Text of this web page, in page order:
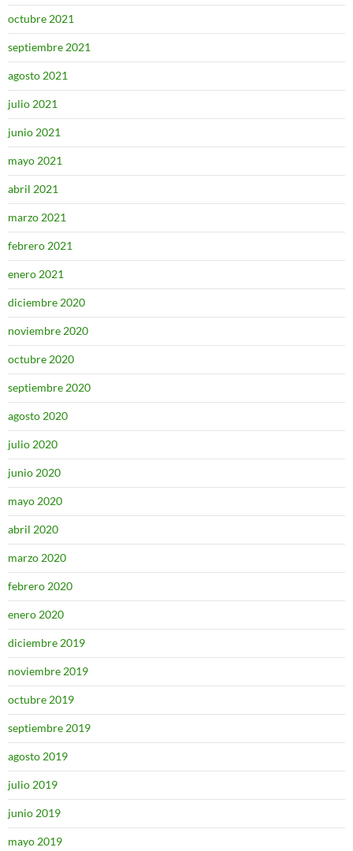
octubre 2021
septiembre 2021
agosto 2021
julio 2021
junio 2021
mayo 2021
abril 2021
marzo 2021
febrero 2021
enero 2021
diciembre 2020
noviembre 2020
octubre 2020
septiembre 2020
agosto 2020
julio 2020
junio 2020
mayo 2020
abril 2020
marzo 2020
febrero 2020
enero 2020
diciembre 2019
noviembre 2019
octubre 2019
septiembre 2019
agosto 2019
julio 2019
junio 2019
mayo 2019